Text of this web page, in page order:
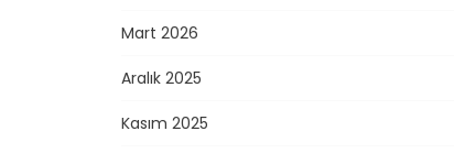
Mart 2026
Aralık 2025
Kasım 2025